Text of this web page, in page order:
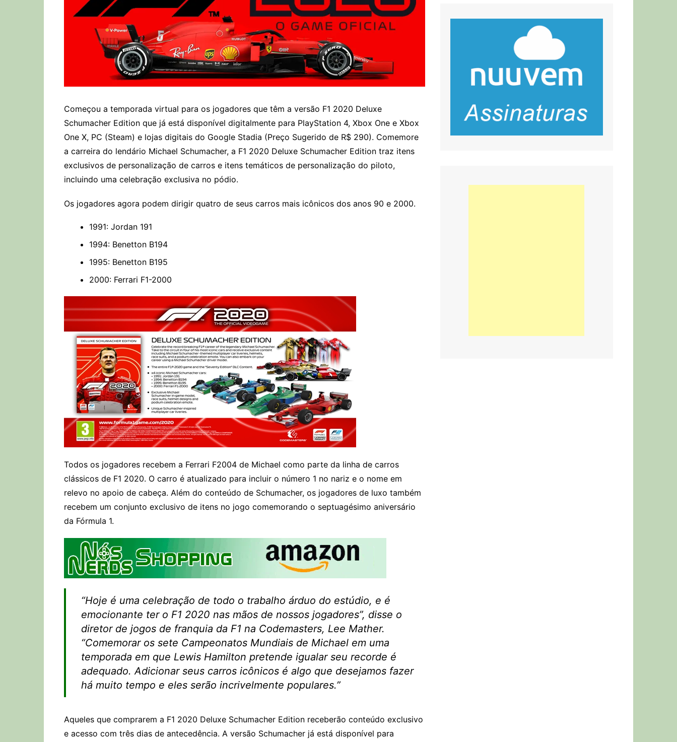
Começou a temporada virtual para os jogadores que têm a versão F1 2020 Deluxe
Schumacher Edition que já está disponível digitalmente para PlayStation 4, Xbox One e Xbox
One X, PC (Steam) e lojas digitais do Google Stadia (Preço Sugerido de R$ 290). Comemore
a carreira do lendário Michael Schumacher, a F1 2020 Deluxe Schumacher Edition traz itens
exclusivos de personalização de carros e itens temáticos de personalização do piloto,
incluindo uma celebração exclusiva no pódio.
Os jogadores agora podem dirigir quatro de seus carros mais icônicos dos anos 90 e 2000.
1991: Jordan 191
1994: Benetton B194
1995: Benetton B195
2000: Ferrari F1-2000
Todos os jogadores recebem a Ferrari F2004 de Michael como parte da linha de carros
clássicos de F1 2020. O carro é atualizado para incluir o número 1 no nariz e o nome em
relevo no apoio de cabeça. Além do conteúdo de Schumacher, os jogadores de luxo também
recebem um conjunto exclusivo de itens no jogo comemorando o septuagésimo aniversário
da Fórmula 1.
“Hoje é uma celebração de todo o trabalho árduo do estúdio, e é
emocionante ter o F1 2020 nas mãos de nossos jogadores”, disse o
diretor de jogos de franquia da F1 na Codemasters, Lee Mather.
“Comemorar os sete Campeonatos Mundiais de Michael em uma
temporada em que Lewis Hamilton pretende igualar seu recorde é
adequado. Adicionar seus carros icônicos é algo que desejamos fazer
há muito tempo e eles serão incrivelmente populares.”
Aqueles que comprarem a F1 2020 Deluxe Schumacher Edition receberão conteúdo exclusivo
e acesso com três dias de antecedência. A versão Schumacher já está disponível para